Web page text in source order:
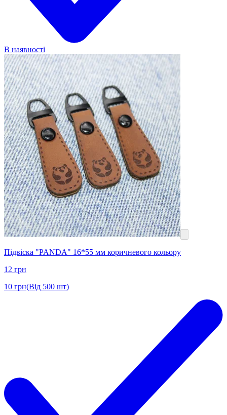
В наявності
Підвіска "PANDA" 16*55 мм коричневого кольору
12 грн
10 грн(Від 500 шт)